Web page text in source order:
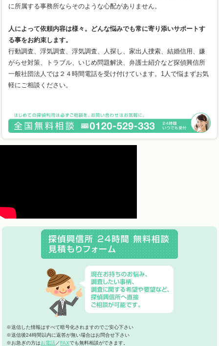
に所属する事務所ならそのような心配がありません。
人によって依頼内容は様々。どんな悩みでも常に寄り添いサポートす
る事をお約束します。
行動調査、浮気調査、浮気調査、人探し、家出人捜索、結婚信用、嫌
がらせ対策、トラブル、いじめ問題解決、弁護士紹介など探偵興信所
一般社団法人では２４時間電話を受け付けています。1人で悩まずお気
軽にご相談ください。
※送信した情報はすべて暗号化されますのでご安心下さい
※送信後24時間以内に返答が無い場合はお問合せ下さい
※お急ぎの方はお電話 ／FAXでも無料相談ができます。